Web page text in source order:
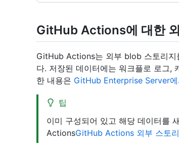
GitHub Actions에 대한
GitHub Actions는 외부 blob 스토리지
다. 저장된 데이터에는 워크플로 로그,
한 내용은 GitHub Enterprise Server
팁
이미 구성되어 있고 해당 데이터를
ActionsGitHub Actions 외부 스토